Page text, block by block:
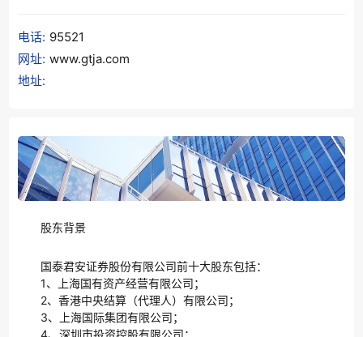
电话: 95521
网址: www.gtja.com
地址:
股东背景
国泰君安证券股份有限公司前十大股东包括：
1、上海国有资产经营有限公司；
2、香港中央结算（代理人）有限公司；
3、上海国际集团有限公司；
4、深圳市投资控股有限公司；